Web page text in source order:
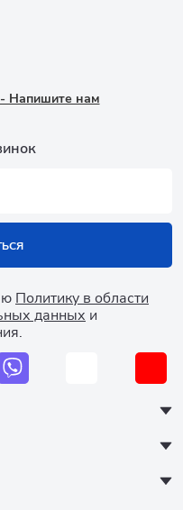
Напишите нам
Политику в области
данных и